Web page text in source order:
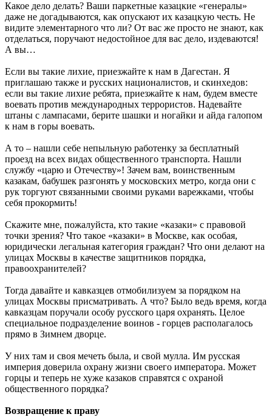
Какое дело делать? Ваши паркетные казацкие «генералы»
даже не догадываются, как опускают их казацкую честь. Не
видите элементарного что ли? От вас же просто не знают, как
отделаться, поручают недостойное для вас дело, издеваются!
А вы…
Если вы такие лихие, приезжайте к нам в Дагестан. Я
приглашаю также и русских националистов, и скинхедов:
если вы такие лихие ребята, приезжайте к нам, будем вместе
воевать против международных террористов. Надевайте
штаны с лампасами, берите шашки и ногайки и айда галопом
к нам в горы воевать.
А то – нашли себе непыльную работенку за бесплатный
проезд на всех видах общественного транспорта. Нашли
службу «царю и Отечеству»! Зачем вам, воинственным
казакам, бабушек разгонять у московских метро, когда они с
рук торгуют связанными своими руками варежками, чтобы
себя прокормить!
Скажите мне, пожалуйста, кто такие «казаки» с правовой
точки зрения? Что такое «казаки» в Москве, как особая,
юридически легальная категория граждан? Что они делают на
улицах Москвы в качестве защитников порядка,
правоохранителей?
Тогда давайте и кавказцев отмобилизуем за порядком на
улицах Москвы присматривать. А что? Было ведь время, когда
кавказцам поручали особу русского царя охранять. Целое
специальное подразделение воинов - горцев располагалось
прямо в Зимнем дворце.
У них там и своя мечеть была, и свой мулла. Им русская
империя доверила охрану жизни своего императора. Может
горцы и теперь не хуже казаков справятся с охраной
общественного порядка?
Возвращение к праву